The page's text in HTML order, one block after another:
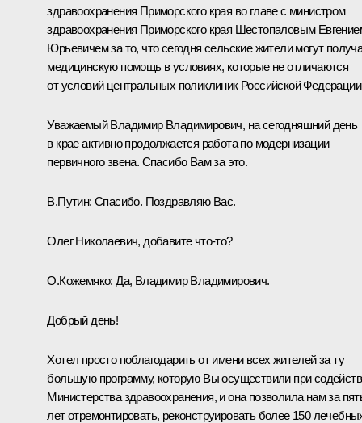
здравоохранения Приморского края во главе с министром
здравоохранения Приморского края Шестопаловым
Юрьевичем за то, что сегодня сельские жители могут
медицинскую помощь в условиях, которые не отличаются
от условий центральных поликлиник Российской
Уважаемый Владимир Владимирович, на сегодняшний день
в крае активно продолжается работа по модернизации
первичного звена. Спасибо Вам за это.
В.Путин: Спасибо. Поздравляю Вас.
Олег Николаевич, добавите что-то?
О.Кожемяко: Да, Владимир Владимирович.
Добрый день!
Хотел просто поблагодарить от имени всех жителей за ту
большую программу, которую Вы осуществили при
Министерства здравоохранения, и она позволила нам за
лет отремонтировать, реконструировать более 150